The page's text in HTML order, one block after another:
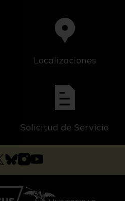
Localizaciones
Solicitud de Servicio